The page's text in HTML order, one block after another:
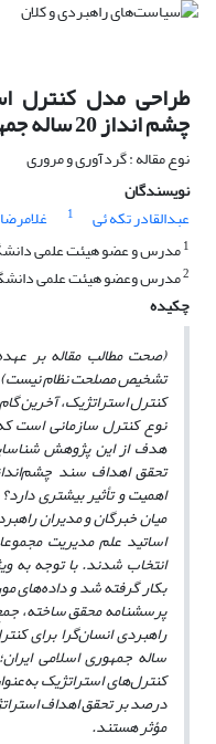
طراحی مدل کنترل
چشم انداز 20 ساله جمهوری اسلامی ایران
نوع مقاله : گردآوری و مروری
نویسندگان
عبدالقادر تکه ئی
1
1مدرس و عضو هیئت علمی
2مدرس وعضو هیئت علمی
چکیده
(صحت مطالب مقاله بر
تشخیص مصلحت نظام نیست)
کنترل استراتژیک، آخرین
نوع کنترل سازمانی است
هدف از این پژوهش
اهمیت و تأثیر بیشتری
میان خبرگان و مدیران
انتخاب شدند. با توجه به
بکار گرفته شد و داده‌های
پرسشنامه محقق ساخته،
ساله جمهوری اسلامی
درصد بر تحقق اهداف
مؤثر هستند.